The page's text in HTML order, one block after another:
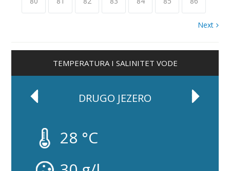
Next
TEMPERATURA I SALINITET VODE
DRUGO JEZERO
28 °C